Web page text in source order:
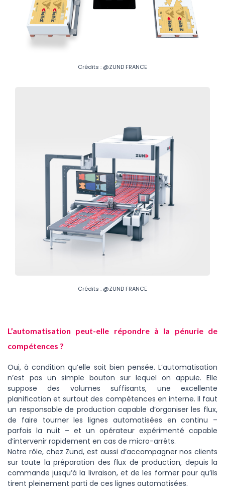
Crédits : @ZUND FRANCE
Crédits : @ZUND FRANCE
L’automatisation peut-elle répondre à la pénurie de
compétences ?
Oui, à condition qu’elle soit bien pensée. L’automatisation
n’est pas un simple bouton sur lequel on appuie. Elle
suppose des volumes suffisants, une excellente
planification et surtout des compétences en interne. Il faut
un responsable de production capable d’organiser les flux,
de faire tourner les lignes automatisées en continu –
parfois la nuit – et un opérateur expérimenté capable
d’intervenir rapidement en cas de micro-arrêts.
Notre rôle, chez Zünd, est aussi d’accompagner nos clients
sur toute la préparation des flux de production, depuis la
commande jusqu’à la livraison, et de les former pour qu’ils
tirent pleinement parti de ces lignes automatisées.